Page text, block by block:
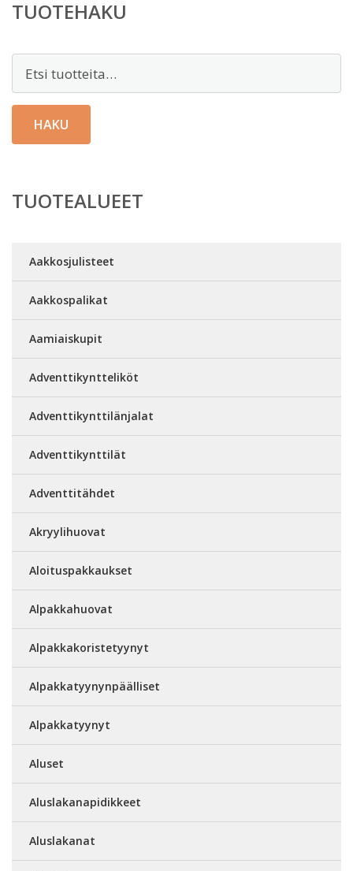
TUOTEHAKU
HAKU
TUOTEALUEET
Aakkosjulisteet
Aakkospalikat
Aamiaiskupit
Adventtikyntteliköt
Adventtikynttilänjalat
Adventtikynttilät
Adventtitähdet
Akryylihuovat
Aloituspakkaukset
Alpakkahuovat
Alpakkakoristetyynyt
Alpakkatyynynpäälliset
Alpakkatyynyt
Aluset
Aluslakanapidikkeet
Aluslakanat